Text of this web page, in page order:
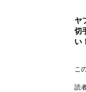
ヤ
切
い！
こ
読